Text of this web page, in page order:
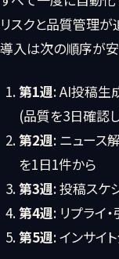
リスクと品質管理が
導入は次の順序が安
第1週: AI投稿生
(品質を3日確認
第2週: ニュース
を1日1件から
第3週: 投稿スケ
第4週: リプライ
第5週: インサイ